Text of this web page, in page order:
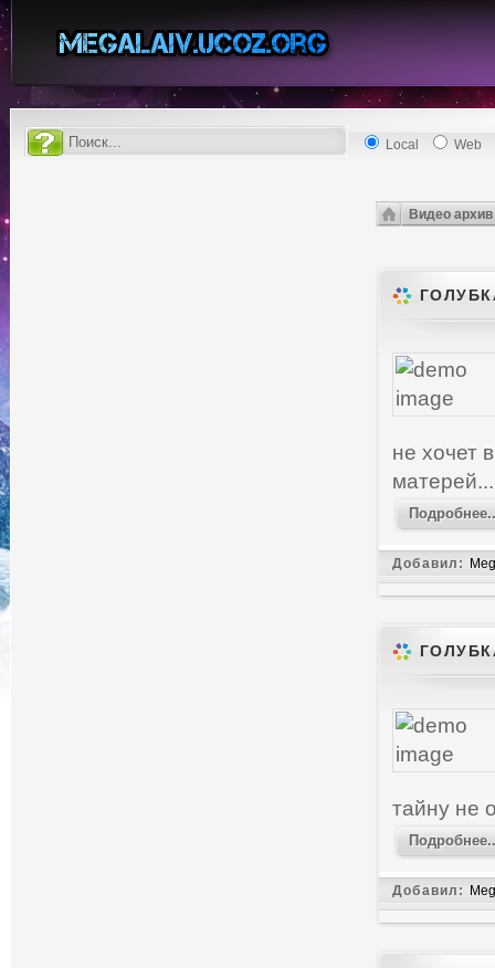
Local Web
Видео архив
не хочет
матерей...
Добавил:
тайну не
Добавил: